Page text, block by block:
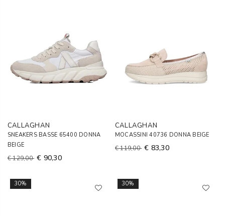
CALLAGHAN
SNEAKERS BASSE 65400 DONNA
BEIGE
€ 129,00 € 90,30
CALLAGHAN
MOCASSINI 40736 DONNA BEIGE
€ 119,00 € 83,30
30% 30%